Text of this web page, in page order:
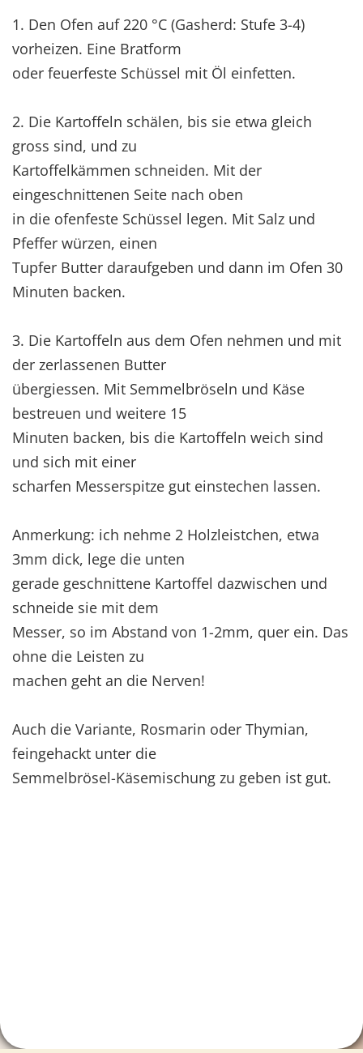
1. Den Ofen auf 220 °C (Gasherd: Stufe 3-4)
vorheizen. Eine Bratform
oder feuerfeste Schüssel mit Öl einfetten.
2. Die Kartoffeln schälen, bis sie etwa gleich
gross sind, und zu
Kartoffelkämmen schneiden. Mit der
eingeschnittenen Seite nach oben
in die ofenfeste Schüssel legen. Mit Salz und
Pfeffer würzen, einen
Tupfer Butter daraufgeben und dann im Ofen 30
Minuten backen.
3. Die Kartoffeln aus dem Ofen nehmen und mit
der zerlassenen Butter
übergiessen. Mit Semmelbröseln und Käse
bestreuen und weitere 15
Minuten backen, bis die Kartoffeln weich sind
und sich mit einer
scharfen Messerspitze gut einstechen lassen.
Anmerkung: ich nehme 2 Holzleistchen, etwa
3mm dick, lege die unten
gerade geschnittene Kartoffel dazwischen und
schneide sie mit dem
Messer, so im Abstand von 1-2mm, quer ein. Das
ohne die Leisten zu
machen geht an die Nerven!
Auch die Variante, Rosmarin oder Thymian,
feingehackt unter die
Semmelbrösel-Käsemischung zu geben ist gut.